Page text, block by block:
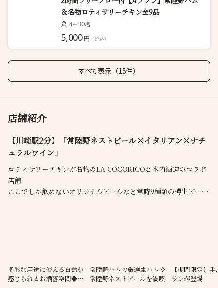
＆名物ロティサリーチキン全9品
4～30名
5,000円 （税込）
すべて表示（15件）
店舗紹介
【川崎駅2分】「常陸野ネストビール×イタリアン×ナチ
ュラルワイン」
ロティサリーチキンが名物のLA COCORICOと木内酒造のコラボ
店舗
ここでしか飲めないオリジナルビールなど常時9種類の樽生ビール
多彩な用途に使える自然が
感じられるお洒落空間◆部
常陸野ハムの厳選生ハムや
常陸野ネストビールを満喫
【期間限定】
ランが登場